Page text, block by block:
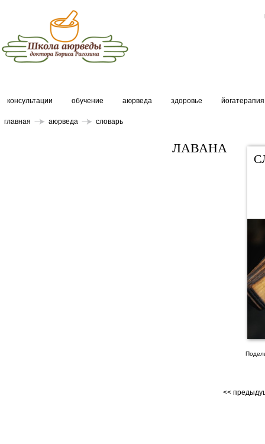
консультации обучение аюрведа здоровье йогатерапия
главная аюрведа словарь
ЛАВАНА
<<